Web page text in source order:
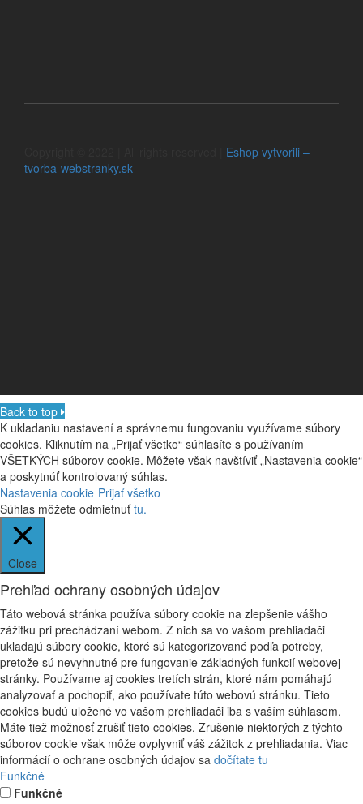
Eshop vytvorili –
tvorba-webstranky.sk
Back to top
K ukladaniu nastavení a správnemu fungovaniu využívame súbory
cookies. Kliknutím na „Prijať všetko“ súhlasíte s používaním
VŠETKÝCH súborov cookie. Môžete však navštíviť „Nastavenia cookie“
a poskytnúť kontrolovaný súhlas.
Nastavenia cookie Prijať všetko
Súhlas môžete odmietnuťtu.
Close
Prehľad ochrany osobných údajov
Táto webová stránka používa súbory cookie na zlepšenie vášho
zážitku pri prechádzaní webom. Z nich sa vo vašom prehliadači
ukladajú súbory cookie, ktoré sú kategorizované podľa potreby,
pretože sú nevyhnutné pre fungovanie základných funkcií webovej
stránky. Používame aj cookies tretích strán, ktoré nám pomáhajú
analyzovať a pochopiť, ako používate túto webovú stránku. Tieto
cookies budú uložené vo vašom prehliadači iba s vaším súhlasom.
Máte tiež možnosť zrušiť tieto cookies. Zrušenie niektorých z týchto
súborov cookie však môže ovplyvniť váš zážitok z prehliadania. Viac
informácií o ochrane osobných údajov sa dočítate tu
Funkčné
Funkčné